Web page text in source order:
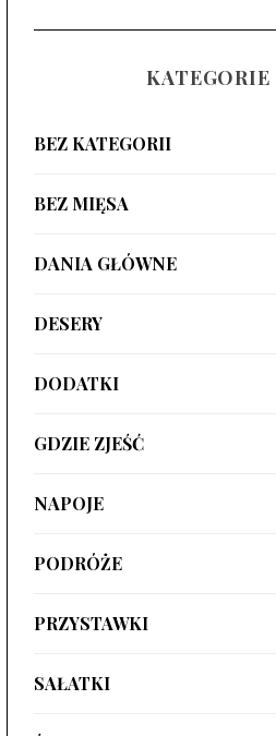
KATEGORIE
BEZ KATEGORII
BEZ MIĘSA
DANIA GŁÓWNE
DESERY
DODATKI
GDZIE ZJEŚĆ
NAPOJE
PODRÓŻE
PRZYSTAWKI
SAŁATKI